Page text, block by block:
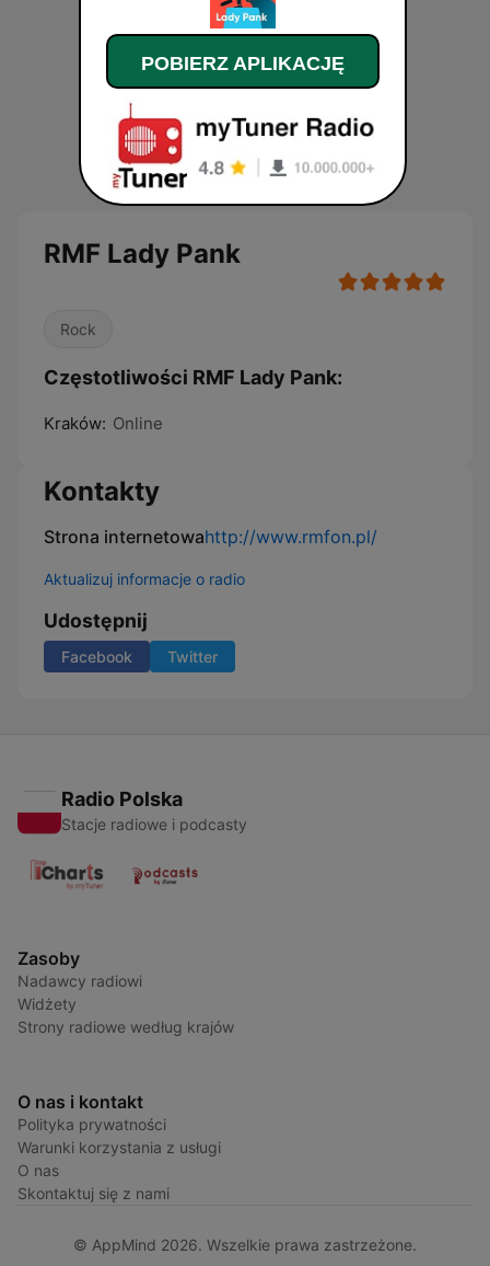
RMF Lady Pank
Rock
Częstotliwości RMF Lady Pank:
Kraków: Online
Kontakty
Strona internetowahttp://www.rmfon.pl/
Aktualizuj informacje o radio
Udostępnij
Facebook Twitter
Radio Polska
Stacje radiowe i podcasty
Zasoby
Nadawcy radiowi
Widżety
Strony radiowe według krajów
O nas i kontakt
Polityka prywatności
Warunki korzystania z usługi
O nas
Skontaktuj się z nami
© AppMind 2026. Wszelkie prawa zastrzeżone.
POBIERZ APLIKACJĘ